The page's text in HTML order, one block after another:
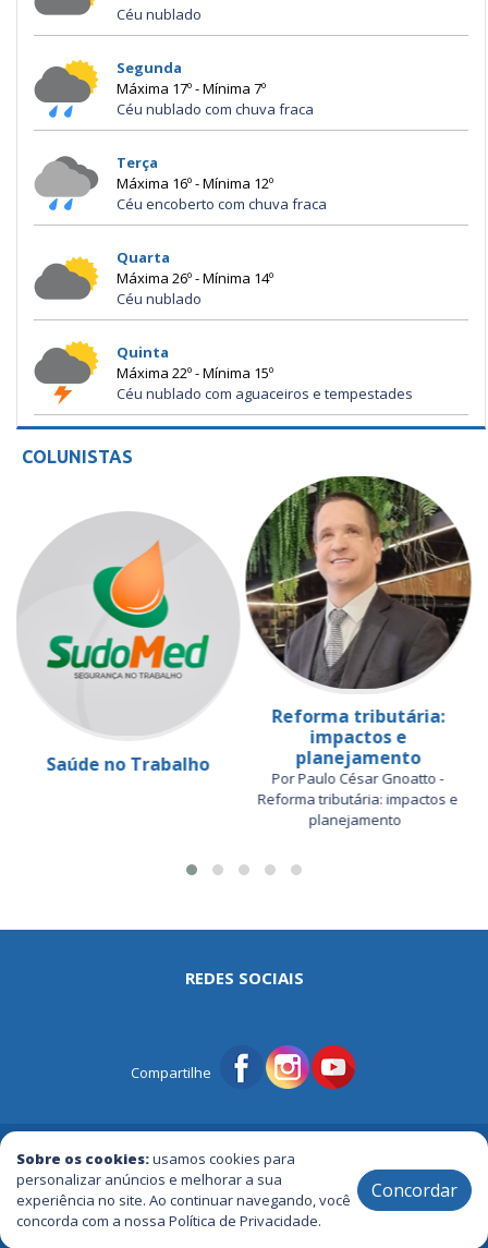
Céu nublado
Segunda
Máxima 17º - Mínima 7º
Céu nublado com chuva fraca
Terça
Máxima 16º - Mínima 12º
Céu encoberto com chuva fraca
Quarta
Máxima 26º - Mínima 14º
Céu nublado
Quinta
Máxima 22º - Mínima 15º
Céu nublado com aguaceiros e tempestades
COLUNISTAS
Saúde no Trabalho
Reforma tributária:
impactos e
planejamento
Por Paulo César Gnoatto -
Reforma tributária: impactos e
planejamento
Sobre os cookies:usamos cookies para
personalizar anúncios e melhorar a sua
experiência no site. Ao continuar navegando, você
concorda com a nossa Política de Privacidade.
Concordar
REDES SOCIAIS
Compartilhe
2005 / 2026 ® Todos os Direitos Reservados